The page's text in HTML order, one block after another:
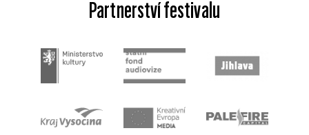
Partnerství festivalu